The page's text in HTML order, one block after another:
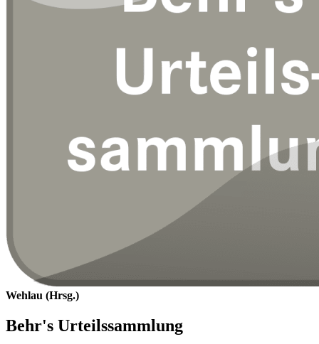
Wehlau (Hrsg.)
Behr's Urteilssammlung